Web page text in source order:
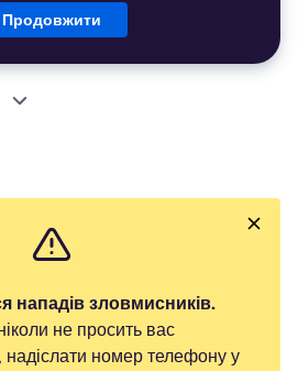
Продовжити
нападів зловмисників.
не просить вас
номер телефону у